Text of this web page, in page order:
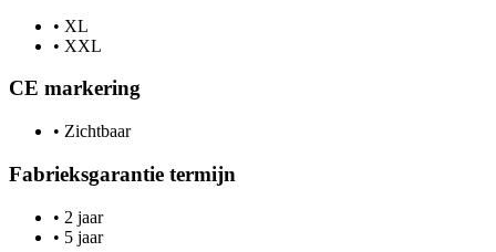
• XL
• XXL
CE markering
• Zichtbaar
Fabrieksgarantie termijn
• 2 jaar
• 5 jaar